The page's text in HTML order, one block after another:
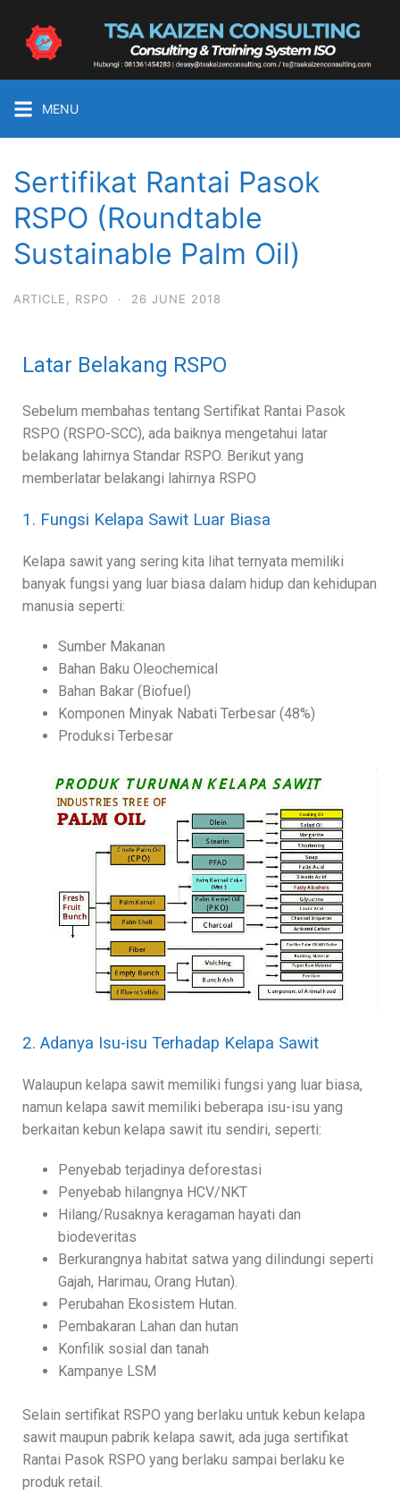
MENU
Sertifikat Rantai Pasok
RSPO (Roundtable
Sustainable Palm Oil)
ARTICLE RSPO · 26 JUNE 2018
Latar Belakang RSPO
Sebelum membahas tentang Sertifikat Rantai Pasok
RSPO (RSPO-SCC), ada baiknya mengetahui latar
belakang lahirnya Standar RSPO. Berikut yang
memberlatar belakangi lahirnya RSPO
1. Fungsi Kelapa Sawit Luar Biasa
Kelapa sawit yang sering kita lihat ternyata memiliki
banyak fungsi yang luar biasa dalam hidup dan kehidupan
manusia seperti:
Sumber Makanan
Bahan Baku Oleochemical
Bahan Bakar (Biofuel)
Komponen Minyak Nabati Terbesar (48%)
Produksi Terbesar
2. Adanya Isu-isu Terhadap Kelapa Sawit
Walaupun kelapa sawit memiliki fungsi yang luar biasa,
namun kelapa sawit memiliki beberapa isu-isu yang
berkaitan kebun kelapa sawit itu sendiri, seperti:
Penyebab terjadinya deforestasi
Penyebab hilangnya HCV/NKT
Hilang/Rusaknya keragaman hayati dan
biodeveritas
Berkurangnya habitat satwa yang dilindungi seperti
Gajah, Harimau, Orang Hutan).
Perubahan Ekosistem Hutan.
Pembakaran Lahan dan hutan
Konfilik sosial dan tanah
Kampanye LSM
Selain sertifikat RSPO yang berlaku untuk kebun kelapa
sawit maupun pabrik kelapa sawit, ada juga sertifikat
Rantai Pasok RSPO yang berlaku sampai berlaku ke
produk retail.